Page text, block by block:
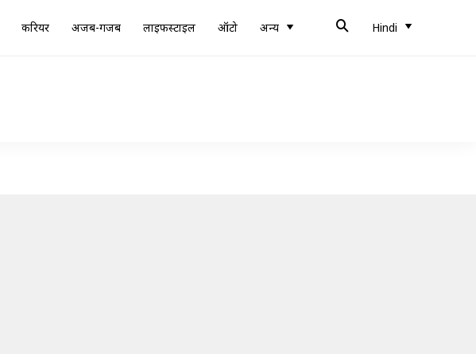
करियर अजब-गजब लाइफस्टाइल ऑटो अन्य Hindi